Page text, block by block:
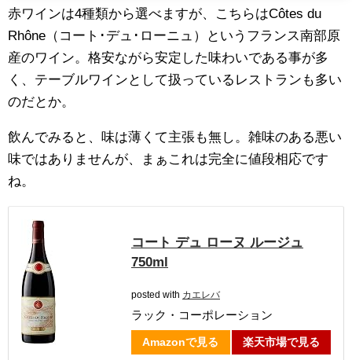
赤ワインは4種類から選べますが、こちらはCôtes du
Rhône（コート･デュ･ローニュ）というフランス南部原
産のワイン。格安ながら安定した味わいである事が多
く、テーブルワインとして扱っているレストランも多い
のだとか。
飲んでみると、味は薄くて主張も無し。雑味のある悪い
味ではありませんが、まぁこれは完全に値段相応です
ね。
コート デュ ローヌ ルージュ
750ml
posted with カエレバ
ラック・コーポレーション
Amazonで見る 楽天市場で見る